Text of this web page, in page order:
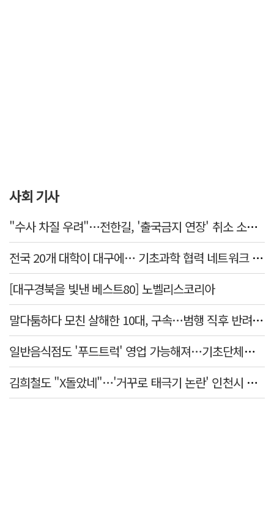
사회 기사
"수사 차질 우려"…전한길, '출국금지 연장' 취소 소송 패소
전국 20개 대학이 대구에… 기초과학 협력 네트워크 출범하다
[대구경북을 빛낸 베스트80] 노벨리스코리아
말다툼하다 모친 살해한 10대, 구속…범행 직후 반려견도 죽여
일반음식점도 '푸드트럭' 영업 가능해져…기초단체별 조례 개정 움직임
김희철도 "X돌았네"…'거꾸로 태극기 논란' 인천시 현수막, 이틀 만에 철거